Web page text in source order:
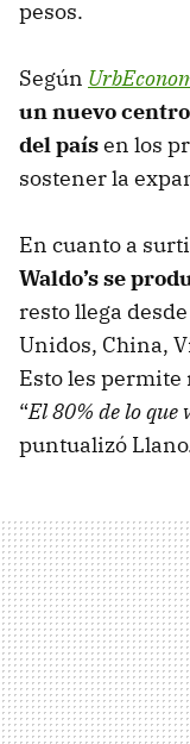
pesos.
Según
un nuevo
del paísen los
sostener la
En cuanto a
Waldo’s se
resto llega
Unidos, China,
Esto les
“El 80% de lo que
puntualizó